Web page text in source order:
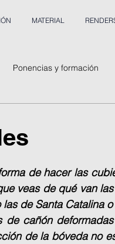
MATERIAL
Ponencias y formación
de hacer las
veas de qué van
de Santa Catalina
cañón
de la bóveda no